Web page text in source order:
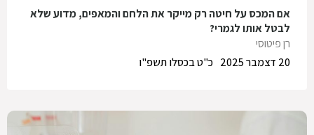
אם המכס על חיטה רק מייקר את הלחם והמאפים, מדוע שלא
לבטל אותו לגמרי?
רן פיטוסי
כ"ט בכסלו תשפ"ו
20 דצמבר 2025